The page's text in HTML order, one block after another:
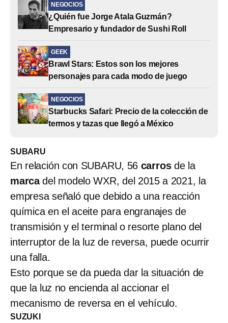
NEGOCIOS
¿Quién fue Jorge Atala Guzmán?
Empresario y fundador de Sushi Roll
GEEK
Brawl Stars: Estos son los mejores
personajes para cada modo de juego
NEGOCIOS
Starbucks Safari: Precio de la colección de
termos y tazas que llegó a México
SUBARU
En relación con SUBARU, 56 carros de la
marcadel modelo WXR, del 2015 a 2021, la
empresa señaló que debido a una reacción
química en el aceite para engranajes de
transmisión y el terminal o resorte plano del
interruptor de la luz de reversa, puede ocurrir
una falla.
Esto porque se da pueda dar la situación de
que la luz no encienda al accionar el
mecanismo de reversa en el vehículo.
SUZUKI